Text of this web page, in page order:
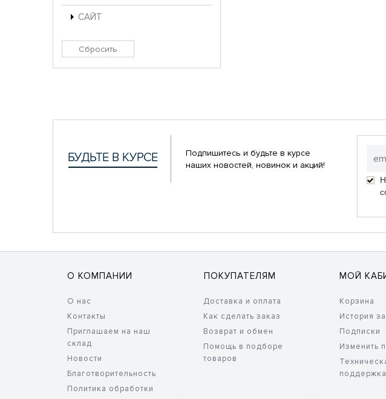
САЙТ
Подпишитесь и будьте в курсе
наших новостей, новинок и акций!
О КОМПАНИИ
О нас
Контакты
Приглашаем на наш
склад
Новости
Благотворительность
Политика обработки
ПОКУПАТЕЛЯМ
Доставка и оплата
Как сделать заказ
Возврат и обмен
Помощь в подборе
товаров
МОЙ
Корзина
История
Подписки
Изменить
поддержка